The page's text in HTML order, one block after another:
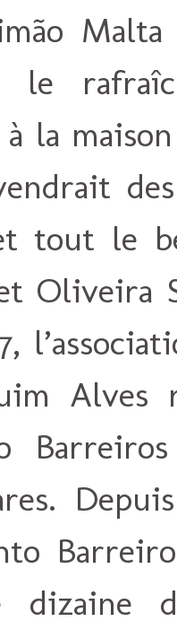
Malta
le
la
tout le
Oliveira
dizaine